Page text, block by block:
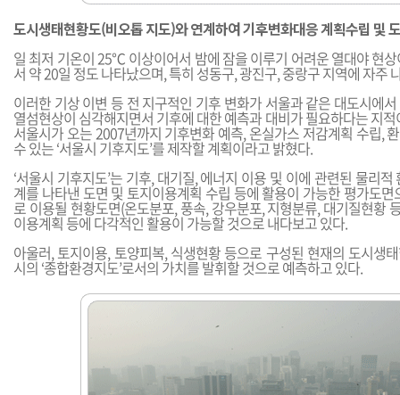
도시생태현황도(비오톱 지도)와 연계하여 기후변화대응 계획수립 및
일 최저 기온이 25℃ 이상이어서 밤에 잠을 이루기 어려운 열대야 현
서 약 20일 정도 나타났으며, 특히 성동구, 광진구, 중랑구 지역에 자주
이러한 기상 이변 등 전 지구적인 기후 변화가 서울과 같은 대도시에
열섬현상이 심각해지면서 기후에 대한 예측과 대비가 필요하다는 지
서울시가 오는 2007년까지 기후변화 예측, 온실가스 저감계획 수립,
수 있는 ‘서울시 기후지도’를 제작할 계획이라고 밝혔다.
‘서울시 기후지도’는 기후, 대기질, 에너지 이용 및 이에 관련된 물리
계를 나타낸 도면 및 토지이용계획 수립 등에 활용이 가능한 평가도
로 이용될 현황도면(온도분포, 풍속, 강우분포, 지형분류, 대기질현황
이용계획 등에 다각적인 활용이 가능할 것으로 내다보고 있다.
아울러, 토지이용, 토양피복, 식생현황 등으로 구성된 현재의 도시생
시의 ‘종합환경지도’로서의 가치를 발휘할 것으로 예측하고 있다.